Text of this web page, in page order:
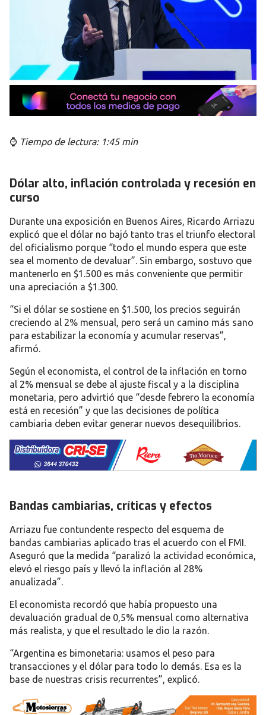
⌚ Tiempo de lectura: 1:45 min
Dólar alto, inflación controlada y recesión en
curso
Durante una exposición en Buenos Aires, Ricardo Arriazu
explicó que el dólar no bajó tanto tras el triunfo electoral
del oficialismo porque “todo el mundo espera que este
sea el momento de devaluar”. Sin embargo, sostuvo que
mantenerlo en $1.500 es más conveniente que permitir
una apreciación a $1.300.
“Si el dólar se sostiene en $1.500, los precios seguirán
creciendo al 2% mensual, pero será un camino más sano
para estabilizar la economía y acumular reservas”,
afirmó.
Según el economista, el control de la inflación en torno
al 2% mensual se debe al ajuste fiscal y a la disciplina
monetaria , pero advirtió que “desde febrero la economía
está en recesión” y que las decisiones de política
cambiaria deben evitar generar nuevos desequilibrios.
Bandas cambiarias, críticas y efectos
Arriazu fue contundente respecto del esquema de
bandas cambiarias aplicado tras el acuerdo con el FMI.
Aseguró que la medida “paralizó la actividad económica,
elevó el riesgo país y llevó la inflación al 28%
anualizada”.
El economista recordó que había propuesto una
devaluación gradual de 0,5% mensual como alternativa
más realista, y que el resultado le dio la razón.
“Argentina es bimonetaria: usamos el peso para
transacciones y el dólar para todo lo demás. Esa es la
base de nuestras crisis recurrentes”, explicó.